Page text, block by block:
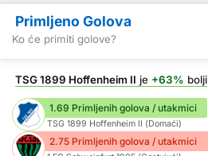
Primljeno Golova
Ko će primiti golove?
TSG 1899 Hoffenheim II je +63% bolji
1.69 Primljenih golova / utakmici
TSG 1899 Hoffenheim II (Domaći)
2.75 Primljenih golova / utakmici